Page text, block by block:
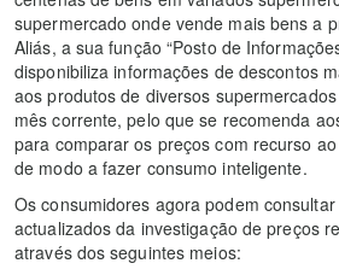
supermercado onde vende mais bens a
Aliás, a sua função “Posto de
disponibiliza informações de descontos
aos produtos de diversos
mês corrente, pelo que se recomenda
para comparar os preços com recurso
de modo a fazer consumo inteligente.
Os consumidores agora podem
actualizados da investigação de preços
através dos seguintes meios: